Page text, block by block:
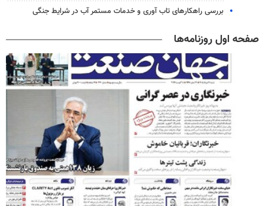
بررسی راهکارهای تاب آوری و خدمات مستمر آب در شرایط جنگی
صفحه اول روزنامه‌ها